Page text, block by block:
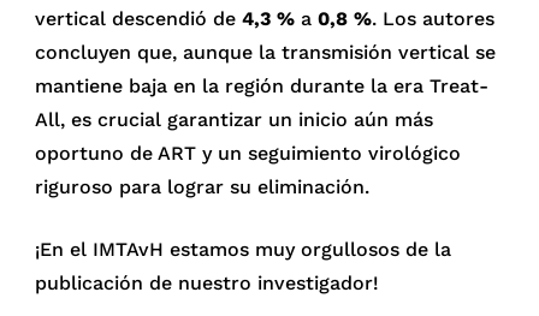
vertical descendió de4,3 % a0,8 %. Los autores
concluyen que, aunque la transmisión vertical se
mantiene baja en la región durante la era Treat-
All, es crucial garantizar un inicio aún más
oportuno de ART y un seguimiento virológico
riguroso para lograr su eliminación.
¡En el IMTAvH estamos muy orgullosos de la
publicación de nuestro investigador!